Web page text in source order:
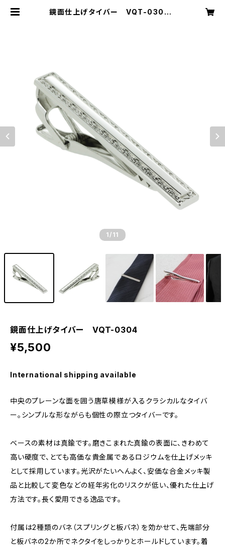
鏡面仕上げタイバー VQT-0304 |
1 /11
鏡面仕上げタイバー VQT-0304
¥5,500
International shipping available
中央のプレーンな面を囲う唐草模様が入るクラシカルなタイバ
ー。シンプルな形ながらも個性の際立つタイバーです。
ベースの素材は真鍮です。磨きこまれた真鍮の表面に、きわめて
高い硬度で、とても高価な貴金属であるロジウムを仕上げメッキ
として採用しています。光沢がたいへんよく、安価な合金メッキ製
品と比較して変色などの経年劣化のリスクが低い、優れた仕上げ
方法です。長く愛用できる逸品です。
付属は2種類のバネ（スプリングと板バネ）を効かせて、先端部分
と板バネの2か所でネクタイをしっかりとホールドしています。着